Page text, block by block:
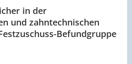
in der
und zahntechnischen
Befundgruppe